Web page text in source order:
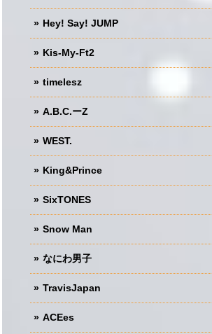
Hey! Say! JUMP
Kis-My-Ft2
timelesz
A.B.C.ーZ
WEST.
King&Prince
SixTONES
Snow Man
なにわ男子
TravisJapan
ACEes